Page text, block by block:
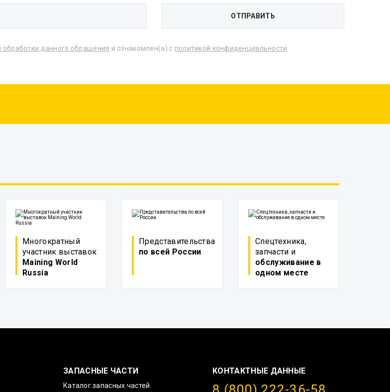
данного обращения и ознакомлен(а) с политикой конфиденциальности
Многократный
участник выставок
Maining World
Russia
Представительства
по всей России
Спецтехника,
запчасти и
обслуживание в
одном месте
ЗАПАСНЫЕ ЧАСТИ
Каталог запасных частей
КОНТАКТНЫЕ ДАННЫЕ